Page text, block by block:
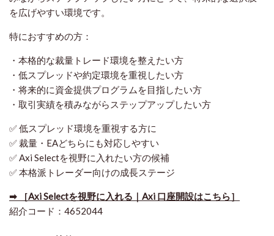
を広げやすい環境です。
特におすすめの方：
・本格的な裁量トレード環境を整えたい方
・低スプレッドや約定環境を重視したい方
・将来的に資金提供プログラムを目指したい方
・取引実績を積みながらステップアップしたい方
✅ 低スプレッド環境を重視する方に
✅ 裁量・EAどちらにも対応しやすい
✅ Axi Selectを視野に入れたい方の候補
✅ 本格派トレーダー向けの成長ステージ
➡ ［Axi Selectを視野に入れる｜Axi 口座開設はこちら］
紹介コード：4652044